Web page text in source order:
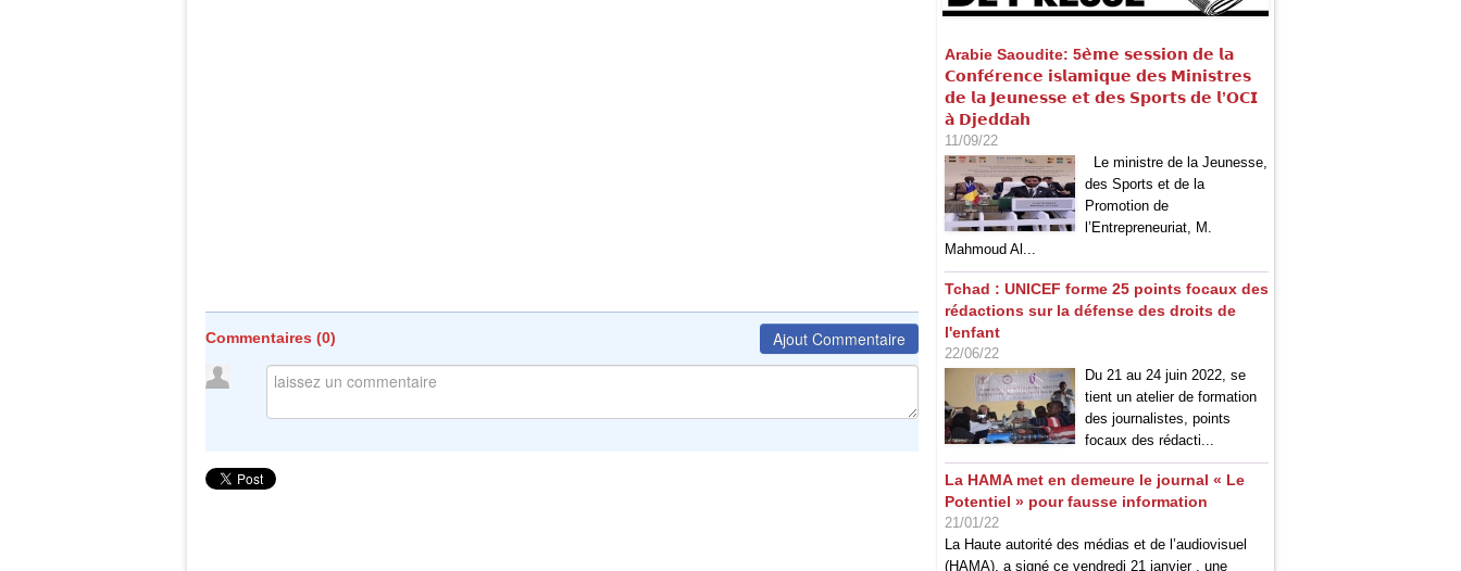
Commentaires (0) Ajout Commentaire
Arabie Saoudite: 5𝗲̀𝗺𝗲 𝘀𝗲𝘀𝘀𝗶𝗼𝗻 𝗱𝗲 𝗹𝗮
𝗖𝗼𝗻𝗳𝗲́𝗿𝗲𝗻𝗰𝗲 𝗶𝘀𝗹𝗮𝗺𝗶𝗾𝘂𝗲 𝗱𝗲𝘀 𝗠𝗶𝗻𝗶𝘀𝘁𝗿𝗲𝘀
𝗱𝗲 𝗹𝗮 𝗝𝗲𝘂𝗻𝗲𝘀𝘀𝗲 𝗲𝘁 𝗱𝗲𝘀 𝗦𝗽𝗼𝗿𝘁𝘀 𝗱𝗲 𝗹’𝗢𝗖𝗜
𝗮̀ 𝗗𝗷𝗲𝗱𝗱𝗮𝗵
11/09/22
Le ministre de la Jeunesse,
des Sports et de la
Promotion de
l’Entrepreneuriat, M.
Mahmoud Al...
Tchad : UNICEF forme 25 points focaux des
rédactions sur la défense des droits de
l'enfant
22/06/22
Du 21 au 24 juin 2022, se
tient un atelier de formation
des journalistes, points
focaux des rédacti...
La HAMA met en demeure le journal « Le
Potentiel » pour fausse information
21/01/22
La Haute autorité des médias et de l’audiovisuel
(HAMA), a signé ce vendredi 21 janvier , une